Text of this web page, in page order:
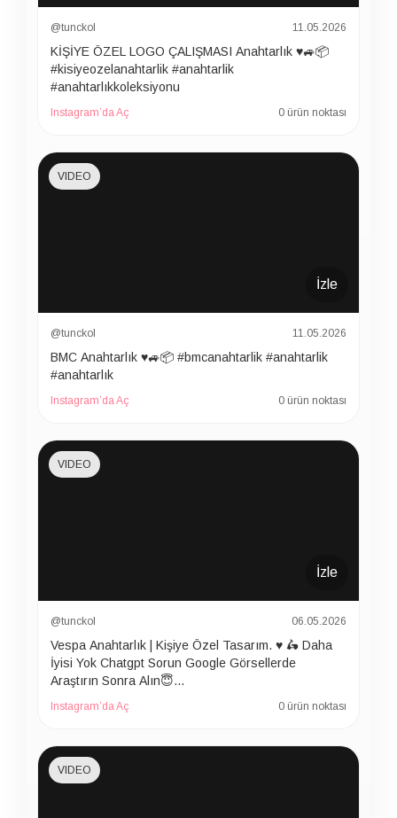
@tunckol 11.05.2026
KİŞİYE ÖZEL LOGO ÇALIŞMASI Anahtarlık ♥️🚙📦
#kisiyeozelanahtarlik #anahtarlik
#anahtarlıkkoleksiyonu
Instagram’da Aç 0 ürün noktası
İzle
VIDEO
@tunckol 11.05.2026
BMC Anahtarlık ♥️🚙📦 #bmcanahtarlik #anahtarlik
#anahtarlık
Instagram’da Aç 0 ürün noktası
İzle
VIDEO
@tunckol 06.05.2026
Vespa Anahtarlık | Kişiye Özel Tasarım. ♥️ 🛵 Daha
İyisi Yok Chatgpt Sorun Google Görsellerde
Araştırın Sonra Alın😇…
Instagram’da Aç 0 ürün noktası
VIDEO